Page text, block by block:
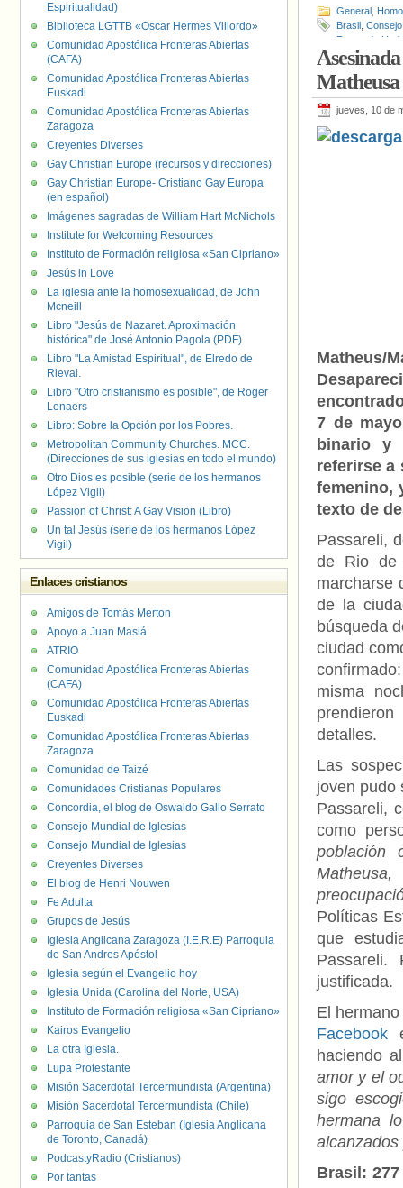
General
Brasil
Fernando
Temer,Partido
Social Liberal
jueves, 10 de
Matheus/
7 de
binario y
referirse a
femenino,
texto de
Passareli,
de Rio de
marcharse
de la
búsqueda
ciudad
misma
detalles.
Las
joven pudo
Passareli,
como
población
Políticas
que
Passareli.
justificada.
El
Facebook
haciendo
amor y el
sigo
hermana
Brasil:
Espiritualidad)
Biblioteca LGTTB «Oscar Hermes Villordo»
Comunidad Apostólica Fronteras Abiertas
(CAFA)
Comunidad Apostólica Fronteras Abiertas
Euskadi
Comunidad Apostólica Fronteras Abiertas
Zaragoza
Creyentes Diverses
Gay Christian Europe (recursos y direcciones)
Gay Christian Europe- Cristiano Gay Europa
(en español)
Imágenes sagradas de William Hart McNichols
Institute for Welcoming Resources
Instituto de Formación religiosa «San Cipriano»
Jesús in Love
La iglesia ante la homosexualidad, de John
Mcneill
Libro "Jesús de Nazaret. Aproximación
histórica" de José Antonio Pagola (PDF)
Libro "La Amistad Espiritual", de Elredo de
Rieval.
Libro "Otro cristianismo es posible", de Roger
Lenaers
Libro: Sobre la Opción por los Pobres.
Metropolitan Community Churches. MCC.
(Direcciones de sus iglesias en todo el mundo)
Otro Dios es posible (serie de los hermanos
López Vigil)
Passion of Christ: A Gay Vision (Libro)
Un tal Jesús (serie de los hermanos López
Vigil)
Enlaces cristianos
Amigos de Tomás Merton
Apoyo a Juan Masiá
ATRIO
Comunidad Apostólica Fronteras Abiertas
(CAFA)
Comunidad Apostólica Fronteras Abiertas
Euskadi
Comunidad Apostólica Fronteras Abiertas
Zaragoza
Comunidad de Taizé
Comunidades Cristianas Populares
Concordia, el blog de Oswaldo Gallo Serrato
Consejo Mundial de Iglesias
Consejo Mundial de Iglesias
Creyentes Diverses
El blog de Henri Nouwen
Fe Adulta
Grupos de Jesús
Iglesia Anglicana Zaragoza (I.E.R.E) Parroquia
de San Andres Apóstol
Iglesia según el Evangelio hoy
Iglesia Unida (Carolina del Norte, USA)
Instituto de Formación religiosa «San Cipriano»
Kairos Evangelio
La otra Iglesia.
Lupa Protestante
Misión Sacerdotal Tercermundista (Argentina)
Misión Sacerdotal Tercermundista (Chile)
Parroquia de San Esteban (Iglesia Anglicana
de Toronto, Canadá)
PodcastyRadio (Cristianos)
Por tantas